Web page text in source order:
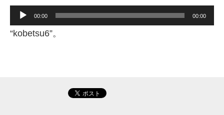
声
00:00 00:00
“kobetsu6”。